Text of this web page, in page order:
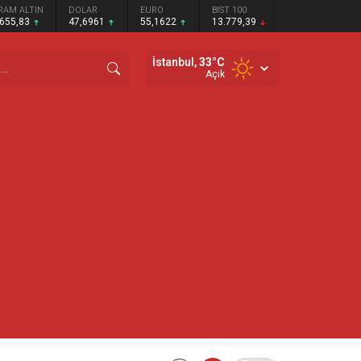
ALTIN DOLAR
47,6961
EURO
55,1622
BIST 100
13.779,39
İstanbul,33°C
Açık